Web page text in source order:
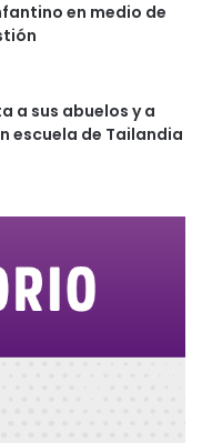
en medio de
a sus abuelos y a
escuela de Tailandia